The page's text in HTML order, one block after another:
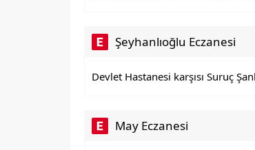
Şeyhanlıoğlu Eczanesi
Devlet Hastanesi karşısı Suruç
May Eczanesi